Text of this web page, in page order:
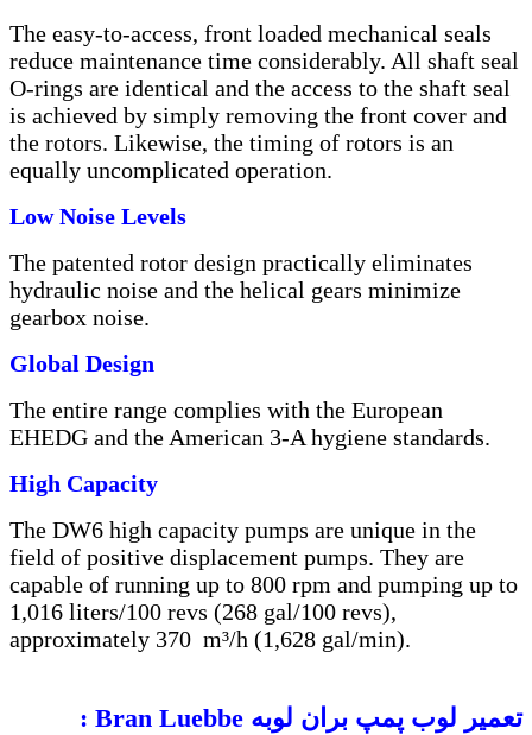
The easy-to-access, front loaded mechanical seals
reduce maintenance time considerably. All shaft seal
O-rings are identical and the access to the shaft seal
is achieved by simply removing the front cover and
the rotors. Likewise, the timing of rotors is an
equally uncomplicated operation.
Low Noise Levels
The patented rotor design practically eliminates
hydraulic noise and the helical gears minimize
gearbox noise.
Global Design
The entire range complies with the European
EHEDG and the American 3-A hygiene standards.
High Capacity
The DW6 high capacity pumps are unique in the
field of positive displacement pumps. They are
capable of running up to 800 rpm and pumping up to
1,016 liters/100 revs (268 gal/100 revs),
approximately 370 m³/h (1,628 gal/min).
تعمیر لوب پمپ بران لوبه Bran Luebbe
: